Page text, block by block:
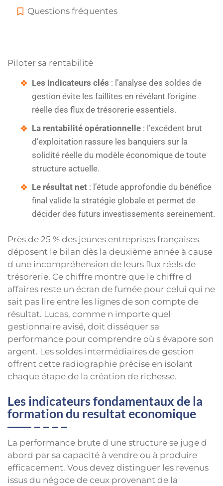
Questions fréquentes
Piloter sa rentabilité
Les indicateurs clés : l’analyse des soldes de
gestion évite les faillites en révélant l’origine
réelle des flux de trésorerie essentiels.
La rentabilité opérationnelle : l’excédent brut
d’exploitation rassure les banquiers sur la
solidité réelle du modèle économique de toute
structure actuelle.
Le résultat net : l’étude approfondie du bénéfice
final valide la stratégie globale et permet de
décider des futurs investissements sereinement.
Près de 25 % des jeunes entreprises françaises
déposent le bilan dès la deuxième année à cause
d une incompréhension de leurs flux réels de
trésorerie. Ce chiffre montre que le chiffre d
affaires reste un écran de fumée pour celui qui ne
sait pas lire entre les lignes de son compte de
résultat. Lucas, comme n importe quel
gestionnaire avisé, doit disséquer sa
performance pour comprendre où s évapore son
argent. Les soldes intermédiaires de gestion
offrent cette radiographie précise en isolant
chaque étape de la création de richesse.
Les indicateurs fondamentaux de la
formation du resultat economique
La performance brute d une structure se juge d
abord par sa capacité à vendre ou à produire
efficacement. Vous devez distinguer les revenus
issus du négoce de ceux provenant de la